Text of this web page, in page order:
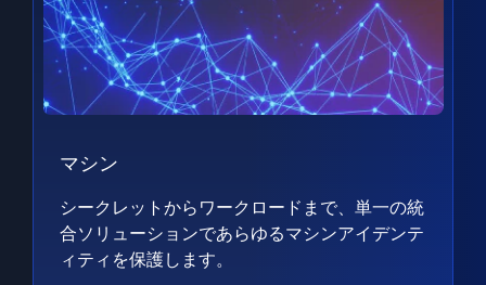
マシン
シークレットからワークロードまで、単一の統
合ソリューションであらゆるマシンアイデンテ
ィティを保護します。